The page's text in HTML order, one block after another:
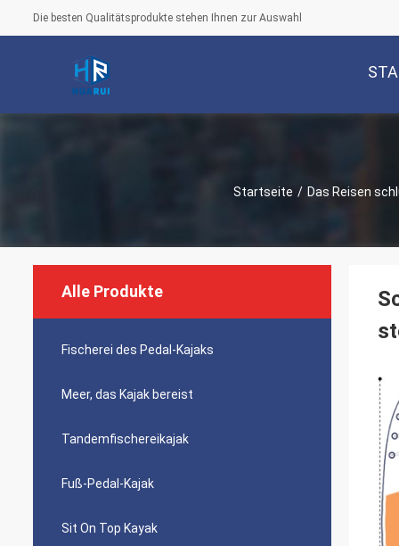
Die besten Qualitätsprodukte stehen Ihnen zur Auswahl
Startseite / Das Reisen
Alle Produkte
Fischerei des Pedal-Kajaks
Meer, das Kajak bereist
Tandemfischereikajak
Fuß-Pedal-Kajak
Sit On Top Kayak